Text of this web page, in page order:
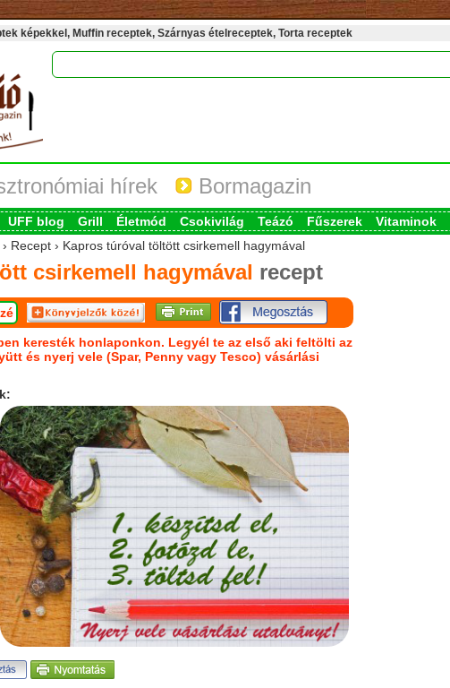
képekkel, Muffin receptek, Szárnyas ételreceptek, Torta receptek
hírek Bormagazin
UFF blog Grill Életmód Csokivilág Teázó Fűszerek Vitaminok
Recept › Kapros túróval töltött csirkemell hagymával
csirkemell hagymával recept
keresték honlaponkon. Legyél te az első aki feltölti az
és nyerj vele (Spar, Penny vagy Tesco) vásárlási